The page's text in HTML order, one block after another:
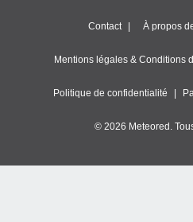
Contact À propos
Mentions légales & Conditions
Politique de confidentialité
© 2026 Meteored.